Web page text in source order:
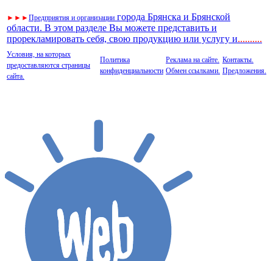
► ► ►Предприятия и организации города Брянска и Брянской
области. В этом разделе Вы можете представить и
прорекламировать себя, свою продукцию или услугу и..........
Условия, на которых
предоставляются страницы
сайта.
Политика
конфиденциальности
Реклама на сайте.
Обмен ссылками.
Контакты.
Предложения.